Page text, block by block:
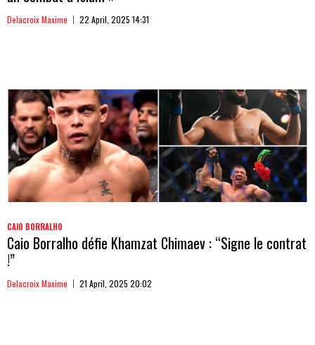
Delacroix Maxime 22 April, 2025 14:31
CAIO BORRALHO
Caio Borralho défie Khamzat Chimaev : “Signe le contrat
!”
Delacroix Maxime 21 April, 2025 20:02